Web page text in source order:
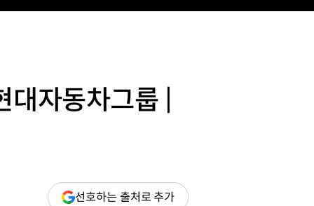
자동차그룹 |
선호하는 출처로 추가(새